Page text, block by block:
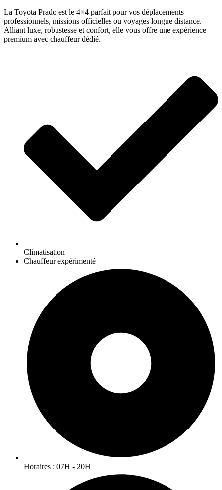
La Toyota Prado est le 4×4 parfait pour vos déplacements
professionnels, missions officielles ou voyages longue distance.
Alliant luxe, robustesse et confort, elle vous offre une expérience
premium avec chauffeur dédié.
Climatisation
Chauffeur expérimenté
Horaires : 07H - 20H